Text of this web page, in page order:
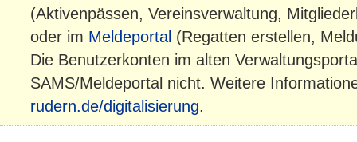
(Aktivenpässen, Vereinsverwaltung,
oder im Meldeportal (Regatten erstellen,
Die Benutzerkonten im alten
SAMS/Meldeportal nicht. Weitere
rudern.de/digitalisierung.